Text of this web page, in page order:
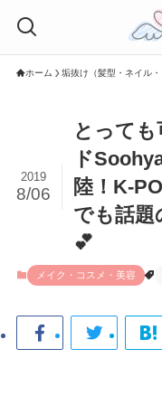
ホーム 垢抜け（髪型・ネイル・
とって
ド
陸！K-
でも話題
💕
2019
8/06
メイク・コスメ・美容